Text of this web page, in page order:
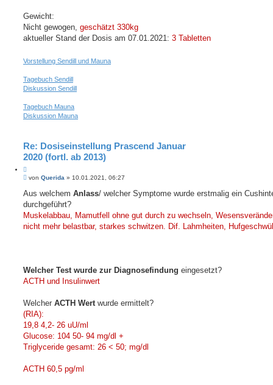
Gewicht:
Nicht gewogen, geschätzt 330kg
aktueller Stand der Dosis am 07.01.2021: 3 Tabletten
Vorstellung Sendill und Mauna
Tagebuch Sendill
Diskussion Sendill
Tagebuch Mauna
Diskussion Mauna
Re: Dosiseinstellung Prascend Januar
2020 (fortl. ab 2013)
i
e
r
e
n
B
i
r
a
von Querida » 10.01.2021, 06:27
Aus welchem Anlass/ welcher Symptome wurde erstmalig ein
durchgeführt?
Muskelabbau, Mamutfell ohne gut durch zu wechseln,
nicht mehr belastbar, starkes schwitzen. Dif. Lahmheiten,
Welcher Test wurde zur Diagnosefindung eingesetzt?
ACTH und Insulinwert
Welcher ACTH Wert wurde ermittelt?
(RIA):
19,8 4,2- 26 uU/ml
Glucose: 104 50- 94 mg/dl +
Triglyceride gesamt: 26 < 50; mg/dl
ACTH 60,5 pg/ml